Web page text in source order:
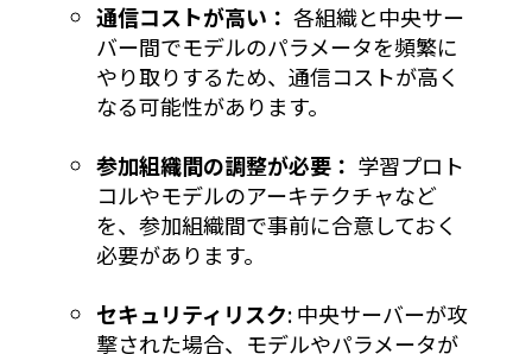
通信コストが高い： 各組織と中央サー
バー間でモデルのパラメータを頻繁に
やり取りするため、通信コストが高く
なる可能性があります。
参加組織間の調整が必要： 学習プロト
コルやモデルのアーキテクチャなど
を、参加組織間で事前に合意しておく
必要があります。
セキュリティリスク: 中央サーバーが攻
撃された場合、モデルやパラメータが